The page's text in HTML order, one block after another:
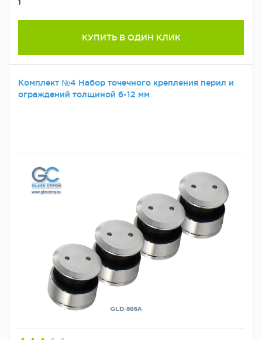
1
КУПИТЬ В ОДИН КЛИК
Комплект №4 Набор точечного крепления перил и
ограждений толщиной 6-12 мм